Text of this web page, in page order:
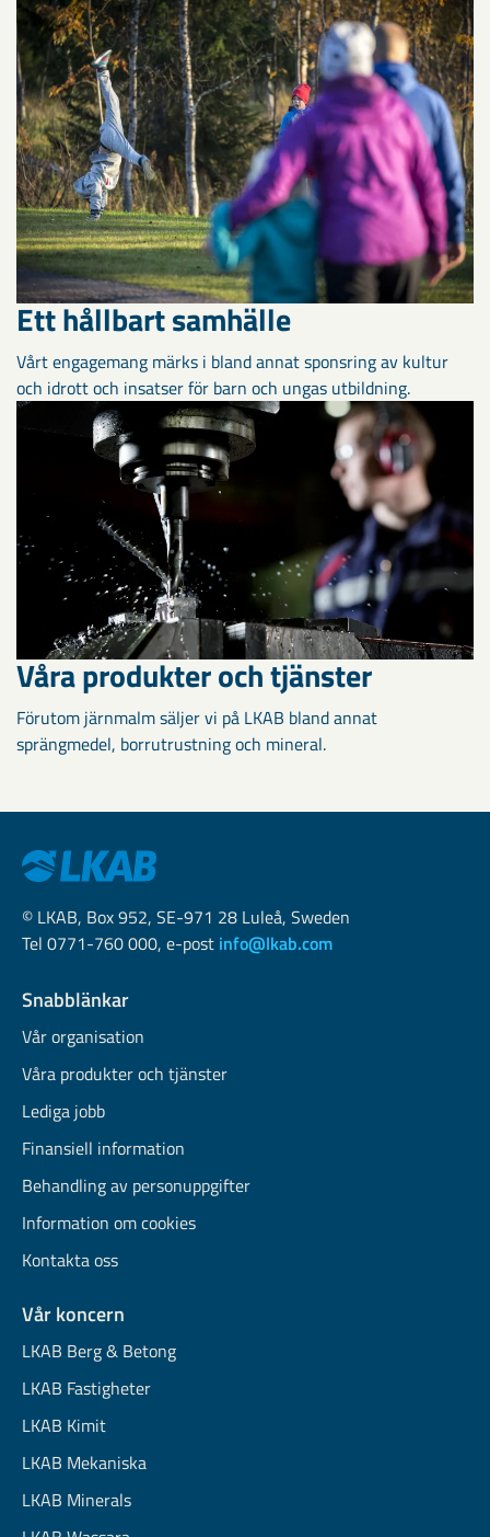
Ett hållbart samhälle
Vårt engagemang märks i bland annat sponsring av kultur
och idrott och insatser för barn och ungas utbildning.
Våra produkter och tjänster
Förutom järnmalm säljer vi på LKAB bland annat
sprängmedel, borrutrustning och mineral.
© LKAB, Box 952, SE-971 28 Luleå, Sweden
Tel 0771-760 000, e-post info@lkab.com
Snabblänkar
Vår organisation
Våra produkter och tjänster
Lediga jobb
Finansiell information
Behandling av personuppgifter
Information om cookies
Kontakta oss
Vår koncern
LKAB Berg & Betong
LKAB Fastigheter
LKAB Kimit
LKAB Mekaniska
LKAB Minerals